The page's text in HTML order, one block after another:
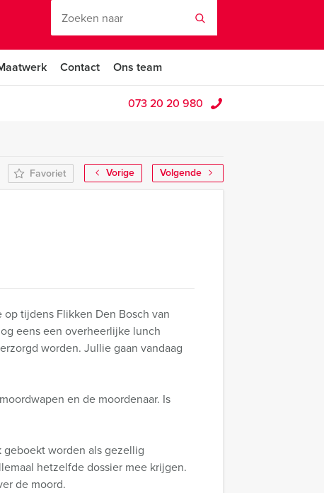
Contact Ons team
073 20 20 980
Vorige
Volgende
Favoriet
tijdens Flikken Den Bosch van
eens een overheerlijke lunch
worden. Jullie gaan vandaag
en de moordenaar. Is
worden als gezellig
hetzelfde dossier mee krijgen.
de moord.